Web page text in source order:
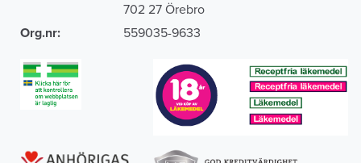
702 27 Örebro
Org.nr:
559035-9633